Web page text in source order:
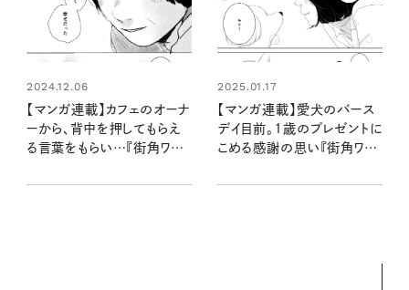
2024.12.06
【マンガ連載】カフェのオーナ
ーから、背中を押してもらえ
る言葉をもらい…『街角ワン
2025.01.17
【マンガ連載】愛犬のバース
デイ目前。1歳のプレゼントに
こめる感謝の思い『街角ワン